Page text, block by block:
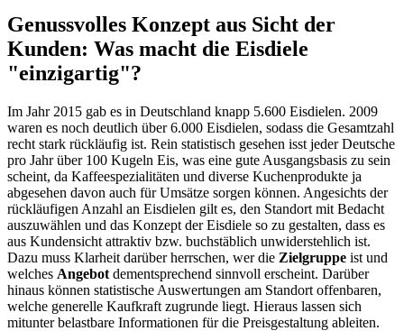
Genussvolles Konzept aus Sicht der
Kunden: Was macht die Eisdiele
"einzigartig"?
Im Jahr 2015 gab es in Deutschland knapp 5.600 Eisdielen. 2009
waren es noch deutlich über 6.000 Eisdielen, sodass die Gesamtzahl
recht stark rückläufig ist. Rein statistisch gesehen isst jeder Deutsche
pro Jahr über 100 Kugeln Eis, was eine gute Ausgangsbasis zu sein
scheint, da Kaffeespezialitäten und diverse Kuchenprodukte ja
abgesehen davon auch für Umsätze sorgen können. Angesichts der
rückläufigen Anzahl an Eisdielen gilt es, den Standort mit Bedacht
auszuwählen und das Konzept der Eisdiele so zu gestalten, dass es
aus Kundensicht attraktiv bzw. buchstäblich unwiderstehlich ist.
Dazu muss Klarheit darüber herrschen, wer die Zielgruppe ist und
welches Angebot dementsprechend sinnvoll erscheint. Darüber
hinaus können statistische Auswertungen am Standort offenbaren,
welche generelle Kaufkraft zugrunde liegt. Hieraus lassen sich
mitunter belastbare Informationen für die Preisgestaltung ableiten.